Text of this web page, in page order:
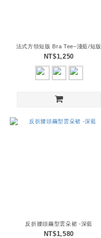
法式方領短版 Bra Tee–淺藍/短版
NT$1,250
反折腰頭繭型雲朵裙 -深藍
NT$1,580